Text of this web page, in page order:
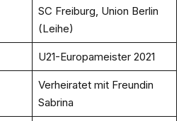
SC Freiburg, Union Berlin
(Leihe)
U21-Europameister 2021
Verheiratet mit Freundin
Sabrina